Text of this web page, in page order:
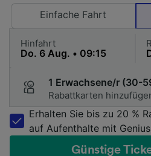
Einfache Fahrt
Hinfahrt
1 Erwachsene/r (30-
Rabattkarten
Erhalten Sie bis zu 20 %
auf Aufenthalte mit Genius
Günstige